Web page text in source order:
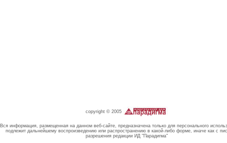
copyright © 2005
Вся информация, размещенная на данном веб-сайте, предназначена только для персонального
подлежит дальнейшему воспроизведению или распространению в какой-либо форме, иначе как с
разрешения редакции ИД "Парадигма"